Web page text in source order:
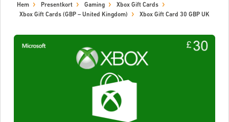
navigation
Hem Presentkort Gaming
Xbox Gift Cards
Xbox Gift Cards (GBP – United Kingdom)
Xbox Gift Card 30 GBP UK